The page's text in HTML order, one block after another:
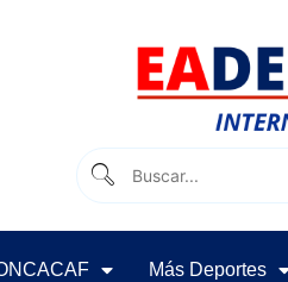
Más Deportes